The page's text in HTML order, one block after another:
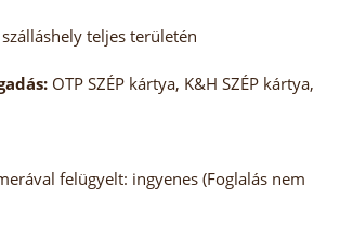
szálláshely teljes területén
OTP SZÉP kártya, K&H SZÉP kártya,
felügyelt: ingyenes (Foglalás nem